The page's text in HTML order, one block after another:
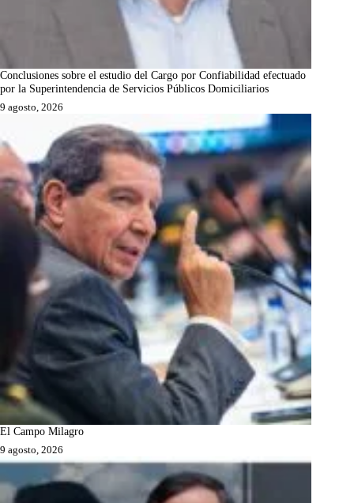
Conclusiones sobre el estudio del Cargo por Confiabilidad efectuado
por la Superintendencia de Servicios Públicos Domiciliarios
9 agosto, 2026
El Campo Milagro
9 agosto, 2026